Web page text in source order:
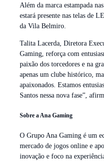
Além da marca estampada
estará presente nas telas de
da Vila Belmiro.
Talita Lacerda, Diretora
Gaming, reforça com
paixão dos torcedores e na
apenas um clube histórico,
apaixonados. Estamos
Santos nessa nova fase”,
Sobre a Ana Gaming
O Grupo Ana Gaming é um
mercado de jogos online e
inovação e foco na